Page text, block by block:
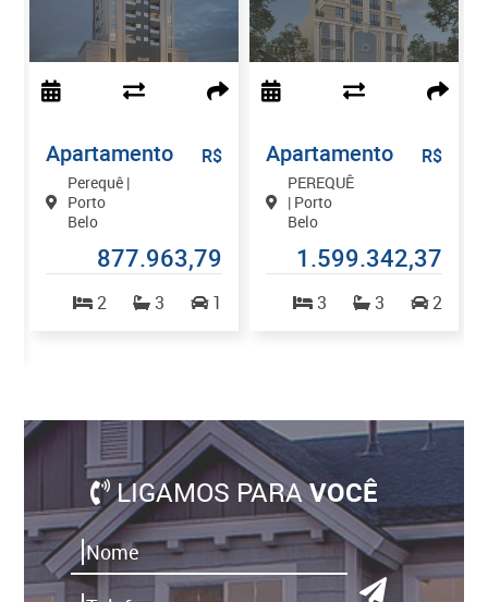
Apartamento
Perequê |
Porto
Belo
R$
877.963,79
2 3 1
Apartamento
PEREQUÊ
| Porto
Belo
R$
1.599.342,37
3 3
2
LIGAMOS PARAVOCÊ